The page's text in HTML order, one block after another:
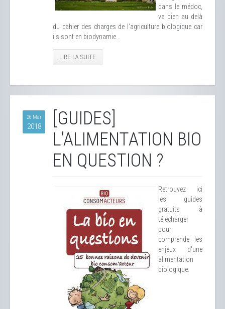
dans le médoc,
va bien au delà
du cahier des charges de l'agriculture biologique car
ils sont en biodynamie...
LIRE LA SUITE
26 Mar
2018
[GUIDES]
L'ALIMENTATION BIO
EN QUESTION ?
Retrouvez ici
les guides
gratuits à
télécharger
pour
comprende les
enjeux d'une
alimentation
biologique.